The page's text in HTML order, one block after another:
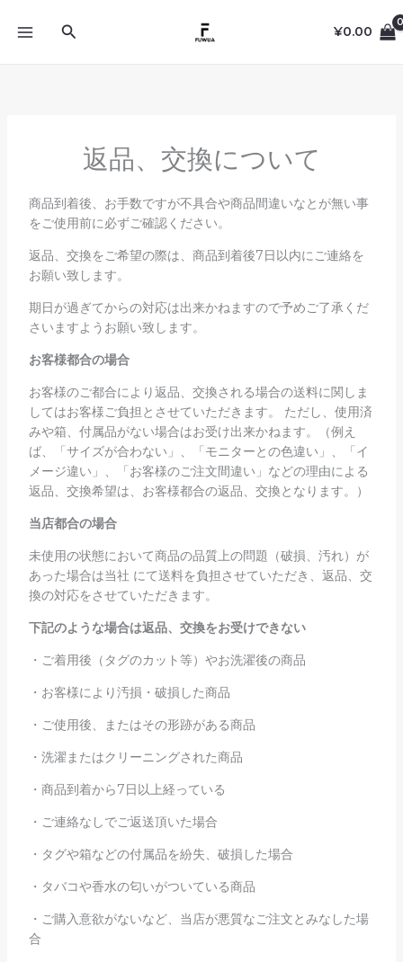
検
¥0.00
返品、交換について
商品到着後、お手数ですが不具合や商品間違いなとが無い事
をご使用前に必ずご確認ください。
返品、交換をご希望の際は、商品到着後7日以内にご連絡を
お願い致します。
期日が過ぎてからの対応は出来かねますので予めご了承くだ
さいますようお願い致します。
お客様都合の場合
お客様のご都合により返品、交換される場合の送料に関しま
してはお客様ご負担とさせていただきます。 ただし、使用済
みや箱、付属品がない場合はお受け出来かねます。（例え
ば、「サイズが合わない」、「モニターとの色違い」、「イ
メージ違い」、「お客様のご注文間違い」などの理由による
返品、交換希望は、お客様都合の返品、交換となります。）
当店都合の場合
未使用の状態において商品の品質上の問題（破損、汚れ）が
あった場合は当社 にて送料を負担させていただき、返品、交
換の対応をさせていただきます。
下記のような場合は返品、交換をお受けできない
・ご着用後（タグのカット等）やお洗濯後の商品
・お客様により汚損・破損した商品
・ご使用後、またはその形跡がある商品
・洗濯またはクリーニングされた商品
・商品到着から7日以上経っている
・ご連絡なしでご返送頂いた場合
・タグや箱などの付属品を紛失、破損した場合
・タバコや香水の匂いがついている商品
・ご購入意欲がないなど、当店が悪質なご注文とみなした場
合